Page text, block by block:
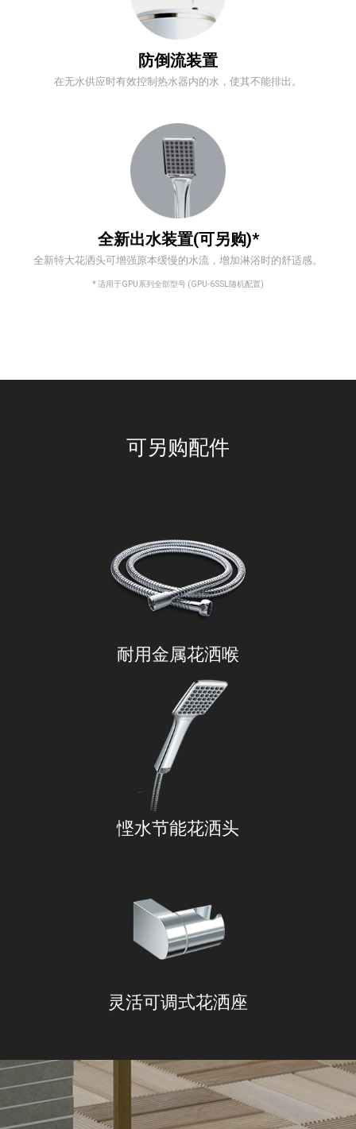
防倒流装置
在无水供应时有效控制热水器内的水，使其不能排出。
全新出水装置(可另购)*
全新特大花洒头可增强原本缓慢的水流，增加淋浴时的舒适感。
* 适用于GPU系列全部型号 (GPU-6SSL随机配置)
可另购配件
耐用金属花洒喉
悭水节能花洒头
灵活可调式花洒座